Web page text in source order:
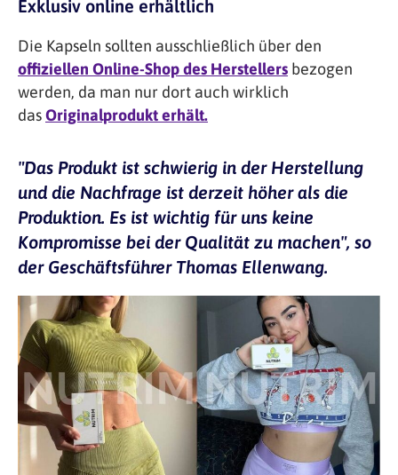
Exklusiv online erhältlich
Die Kapseln sollten ausschließlich über den
offiziellen Online-Shop des Herstellers bezogen
werden, da man nur dort auch wirklich
dasOriginalprodukt erhält.
"Das Produkt ist schwierig in der Herstellung
und die Nachfrage ist derzeit höher als die
Produktion. Es ist wichtig für uns keine
Kompromisse bei der Qualität zu machen", so
der Geschäftsführer Thomas Ellenwang.